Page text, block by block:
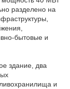
разделено на
бытовые и
здание, два
и